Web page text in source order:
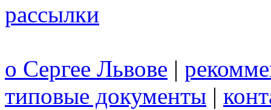
рассылки
о Сергее Львове |
типовые документы |